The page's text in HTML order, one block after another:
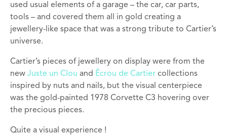
used usual elements of a garage – the car, car parts,
tools – and covered them all in gold creating a
jewellery-like space that was a strong tribute to Cartier’s
universe.
Cartier’s pieces of jewellery on display were from the
new Juste un Clou and Écrou de Cartier collections
inspired by nuts and nails, but the visual centerpiece
was the gold-painted 1978 Corvette C3 hovering over
the precious pieces.
Quite a visual experience !